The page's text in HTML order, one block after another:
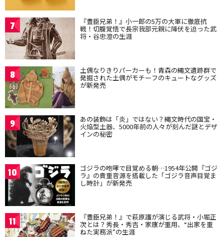
7 『豊臣兄弟！』小一郎の5万の大軍に徹底抗
戦！切腹覚悟で長宗我部元親に降伏を迫った武
将・谷忠澄の生涯
8 土偶なりきりパーカーも！青森の縄文遺跡群で
発掘された土偶がモチーフのキュートなグッズ
が新発売
9 あの装飾は「炎」ではない？縄文時代の国宝・
火焔型土器、5000年前の人々が刻んだ謎とデザ
インの秘密
10 ゴジラの咆哮で目覚める朝…1954年公開『ゴジ
ラ』の貴重音源を搭載した「ゴジラ音声目覚ま
し時計」が新発売
11 『豊臣兄弟！』で萩原護が演じる武将・小堀正
次とは？秀長・秀吉・家康が重用、“出家を重
ねた実務派”の生涯